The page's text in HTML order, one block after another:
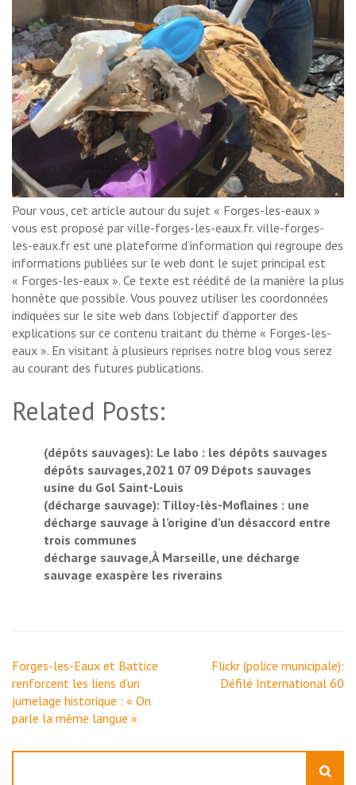
Pour vous, cet article autour du sujet « Forges-les-eaux »
vous est proposé par ville-forges-les-eaux.fr. ville-forges-
les-eaux.fr est une plateforme d’information qui regroupe des
informations publiées sur le web dont le sujet principal est
« Forges-les-eaux ». Ce texte est réédité de la manière la plus
honnête que possible. Vous pouvez utiliser les coordonnées
indiquées sur le site web dans l’objectif d’apporter des
explications sur ce contenu traitant du thème « Forges-les-
eaux ». En visitant à plusieurs reprises notre blog vous serez
au courant des futures publications.
Related Posts:
(dépôts sauvages): Le labo : les dépôts sauvages
dépôts sauvages,2021 07 09 Dépots sauvages
usine du Gol Saint-Louis
(décharge sauvage): Tilloy-lès-Moflaines : une
décharge sauvage à l’origine d’un désaccord entre
trois communes
décharge sauvage,À Marseille, une décharge
sauvage exaspère les riverains
Navigation
de
l’article
Forges-les-Eaux et Battice
renforcent les liens d’un
jumelage historique : « On
parle la même langue »
Flickr (police municipale):
Défilé International 60